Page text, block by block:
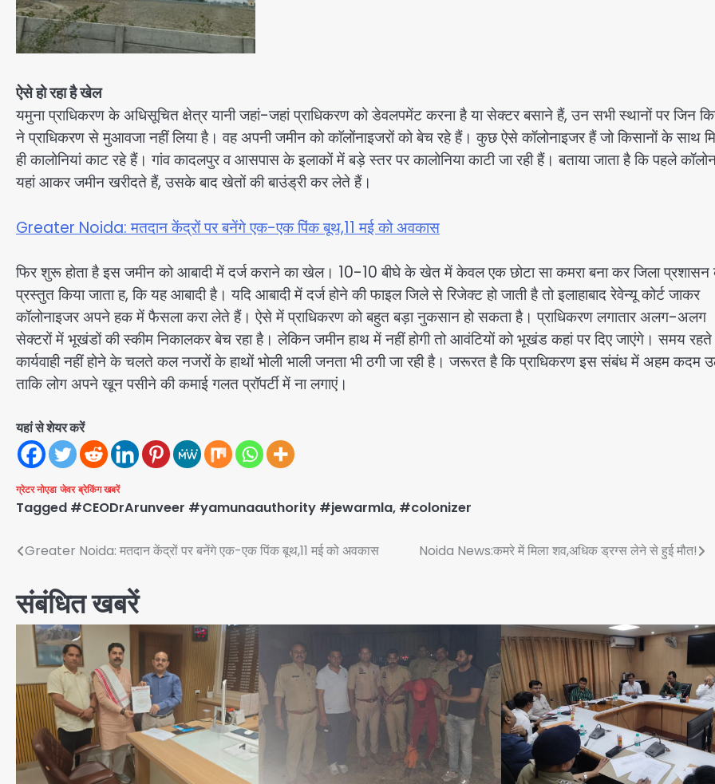
ऐसे हो रहा है खेल
यमुना प्राधिकरण के अधिसूचित क्षेत्र यानी जहां-जहां प्राधिकरण को डेवलपमेंट करना है या सेक्टर बसाने हैं, उन सभी स्थानों पर जिन
ने प्राधिकरण से मुआवजा नहीं लिया है। वह अपनी जमीन को काॅलोंनाइजरों को बेच रहे हैं। कुछ ऐसे कॉलोनाइजर हैं जो किसानों के साथ
ही कालोनियां काट रहे हैं। गांव कादलपुर व आसपास के इलाकों में बड़े स्तर पर कालोनिया काटी जा रही हैं। बताया जाता है कि पहले
यहां आकर जमीन खरीदते हैं, उसके बाद खेतों की बाउंड्री कर लेते हैं।
Greater Noida: मतदान केंद्रों पर बनेंगे एक-एक पिंक बूथ,11 मई को अवकास
फिर शुरू होता है इस जमीन को आबादी में दर्ज कराने का खेल। 10-10 बीघे के खेत में केवल एक छोटा सा कमरा बना कर जिला प्रशासन
प्रस्तुत किया जाता ह, कि यह आबादी है। यदि आबादी में दर्ज होने की फाइल जिले से रिजेक्ट हो जाती है तो इलाहाबाद रेवेन्यू कोर्ट जाकर
कॉलोनाइजर अपने हक में फैसला करा लेते हैं। ऐसे में प्राधिकरण को बहुत बड़ा नुकसान हो सकता है। प्राधिकरण लगातार अलग-अलग
सेक्टरों में भूखंडों की स्कीम निकालकर बेच रहा है। लेकिन जमीन हाथ में नहीं होगी तो आवंटियों को भूखंड कहां पर दिए जाएंगे। समय रहते
कार्यवाही नहीं होने के चलते कल नजरों के हाथों भोली भाली जनता भी ठगी जा रही है। जरूरत है कि प्राधिकरण इस संबंध में अहम कदम
ताकि लोग अपने खून पसीने की कमाई गलत प्रॉपर्टी में ना लगाएं।
यहां से शेयर करें
ग्रेटर नोएडा जेवर ब्रेकिंग खबरें
Tagged #CEODrArunveer #yamunaauthority #jewarmla, #colonizer
Post
navigation
Greater Noida: मतदान केंद्रों पर बनेंगे एक-एक पिंक बूथ,11 मई को अवकास Noida News:कमरे में मिला शव,अधिक ड्रग्स लेने से हुई मौत!
संबंधित खबरें